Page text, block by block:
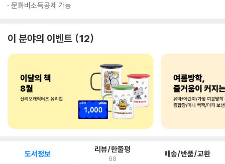
문화비소득공제 가능
이 분야의 이벤트 12
도서정보 리뷰/한줄평
68 배송/반품/교환